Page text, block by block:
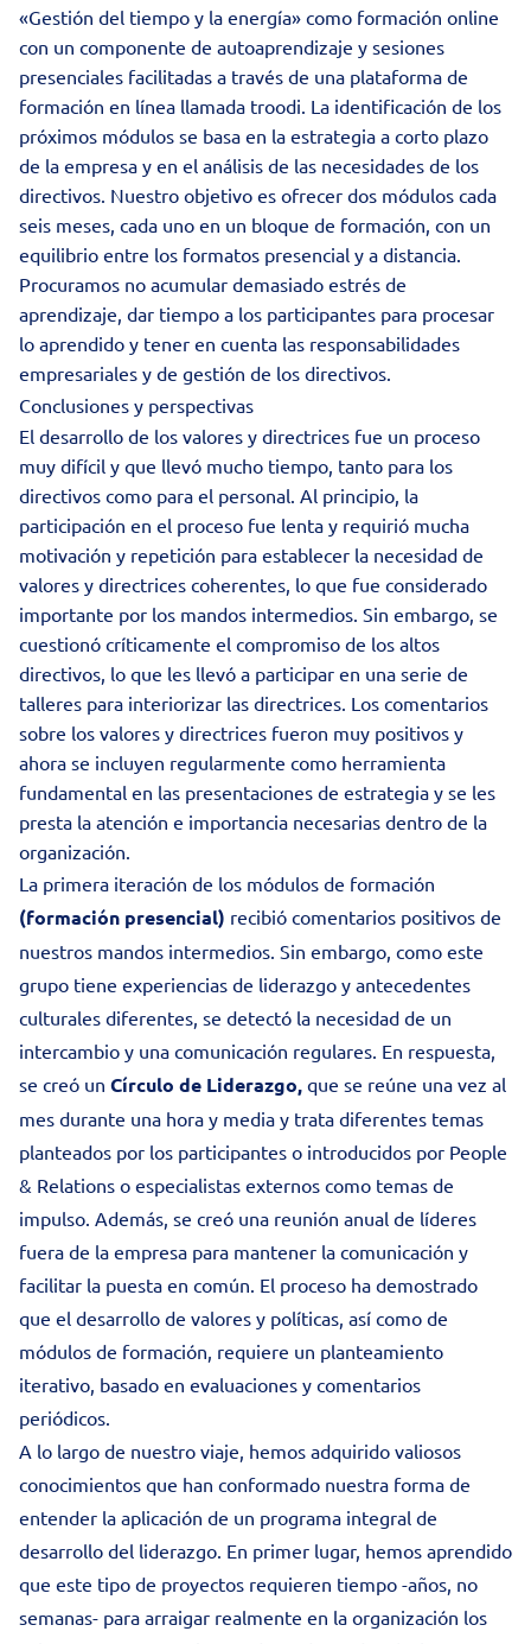
«Gestión del tiempo y la energía» como formación online
con un componente de autoaprendizaje y sesiones
presenciales facilitadas a través de una plataforma de
formación en línea llamada troodi. La identificación de los
próximos módulos se basa en la estrategia a corto plazo
de la empresa y en el análisis de las necesidades de los
directivos. Nuestro objetivo es ofrecer dos módulos cada
seis meses, cada uno en un bloque de formación, con un
equilibrio entre los formatos presencial y a distancia.
Procuramos no acumular demasiado estrés de
aprendizaje, dar tiempo a los participantes para procesar
lo aprendido y tener en cuenta las responsabilidades
empresariales y de gestión de los directivos.
Conclusiones y perspectivas
El desarrollo de los valores y directrices fue un proceso
muy difícil y que llevó mucho tiempo, tanto para los
directivos como para el personal. Al principio, la
participación en el proceso fue lenta y requirió mucha
motivación y repetición para establecer la necesidad de
valores y directrices coherentes, lo que fue considerado
importante por los mandos intermedios. Sin embargo, se
cuestionó críticamente el compromiso de los altos
directivos, lo que les llevó a participar en una serie de
talleres para interiorizar las directrices. Los comentarios
sobre los valores y directrices fueron muy positivos y
ahora se incluyen regularmente como herramienta
fundamental en las presentaciones de estrategia y se les
presta la atención e importancia necesarias dentro de la
organización.
La primera iteración de los módulos de formación
(formación presencial) recibió comentarios positivos de
nuestros mandos intermedios. Sin embargo, como este
grupo tiene experiencias de liderazgo y antecedentes
culturales diferentes, se detectó la necesidad de un
intercambio y una comunicación regulares. En respuesta,
se creó un Círculo de Liderazgo, que se reúne una vez al
mes durante una hora y media y trata diferentes temas
planteados por los participantes o introducidos por People
& Relations o especialistas externos como temas de
impulso. Además, se creó una reunión anual de líderes
fuera de la empresa para mantener la comunicación y
facilitar la puesta en común. El proceso ha demostrado
que el desarrollo de valores y políticas, así como de
módulos de formación, requiere un planteamiento
iterativo, basado en evaluaciones y comentarios
periódicos.
A lo largo de nuestro viaje, hemos adquirido valiosos
conocimientos que han conformado nuestra forma de
entender la aplicación de un programa integral de
desarrollo del liderazgo. En primer lugar, hemos aprendido
que este tipo de proyectos requieren tiempo -años, no
semanas- para arraigar realmente en la organización los